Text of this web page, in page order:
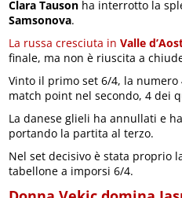
Clara Tauson ha interrotto la
Samsonova.
La russa cresciuta inValle
finale, ma non è riuscita a
Vinto il primo set 6/4, la
match point nel secondo, 4 dei
La danese glieli ha annullati e
portando la partita al terzo.
Nel set decisivo è stata proprio
tabellone a imporsi 6/4.